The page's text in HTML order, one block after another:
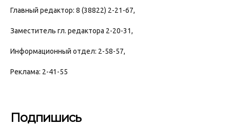
Главный редактор: 8 (38822) 2-21-67,
Заместитель гл. редактора 2-20-31,
Информационный отдел: 2-58-57,
Реклама: 2-41-55
Подпишись